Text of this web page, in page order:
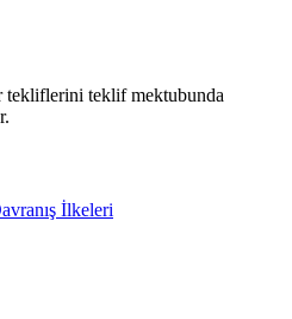
tekliflerini teklif mektubunda
İlkeleri